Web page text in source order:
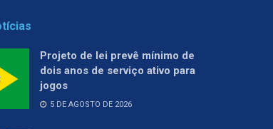
Projeto de lei prevê mínimo de
dois anos de serviço ativo para
jogos
5 DE AGOSTO DE 2026